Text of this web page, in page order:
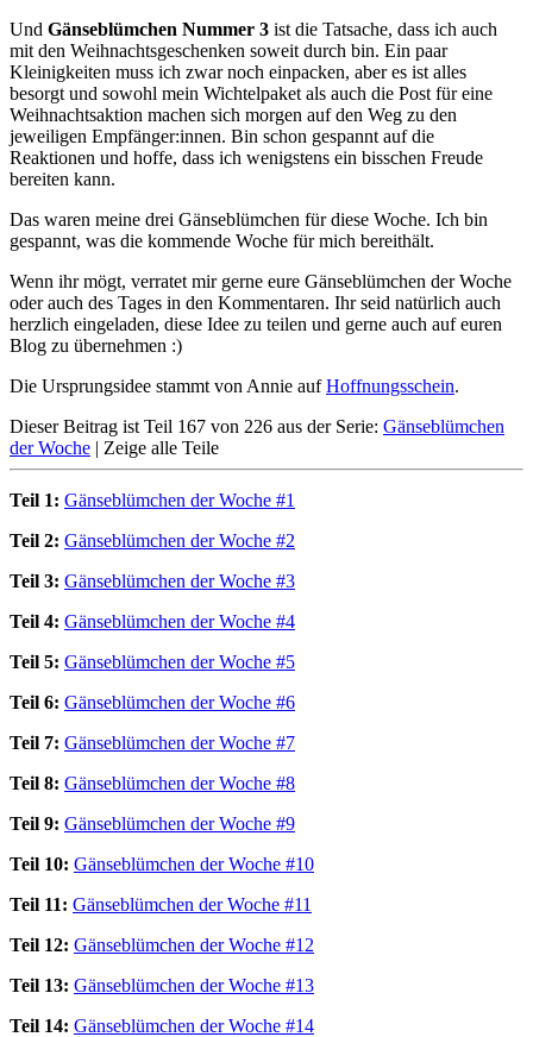
Und Gänseblümchen Nummer 3 ist die Tatsache, dass ich auch
mit den Weihnachtsgeschenken soweit durch bin. Ein paar
Kleinigkeiten muss ich zwar noch einpacken, aber es ist alles
besorgt und sowohl mein Wichtelpaket als auch die Post für eine
Weihnachtsaktion machen sich morgen auf den Weg zu den
jeweiligen Empfänger:innen. Bin schon gespannt auf die
Reaktionen und hoffe, dass ich wenigstens ein bisschen Freude
bereiten kann.
Das waren meine drei Gänseblümchen für diese Woche. Ich bin
gespannt, was die kommende Woche für mich bereithält.
Wenn ihr mögt, verratet mir gerne eure Gänseblümchen der Woche
oder auch des Tages in den Kommentaren. Ihr seid natürlich auch
herzlich eingeladen, diese Idee zu teilen und gerne auch auf euren
Blog zu übernehmen :)
Die Ursprungsidee stammt von Annie aufHoffnungsschein.
Dieser Beitrag ist Teil 167 von 226 aus der Serie: Gänseblümchen
der Woche | Zeige alle Teile
Teil 1: Gänseblümchen der Woche #1
Teil 2: Gänseblümchen der Woche #2
Teil 3: Gänseblümchen der Woche #3
Teil 4: Gänseblümchen der Woche #4
Teil 5: Gänseblümchen der Woche #5
Teil 6: Gänseblümchen der Woche #6
Teil 7: Gänseblümchen der Woche #7
Teil 8: Gänseblümchen der Woche #8
Teil 9: Gänseblümchen der Woche #9
Teil 10: Gänseblümchen der Woche #10
Teil 11: Gänseblümchen der Woche #11
Teil 12: Gänseblümchen der Woche #12
Teil 13: Gänseblümchen der Woche #13
Teil 14: Gänseblümchen der Woche #14